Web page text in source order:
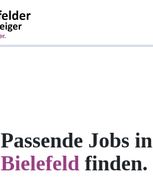
Passende Jobs in
Bielefeld finden.